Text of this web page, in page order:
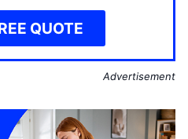
QUOTE
Advertisement